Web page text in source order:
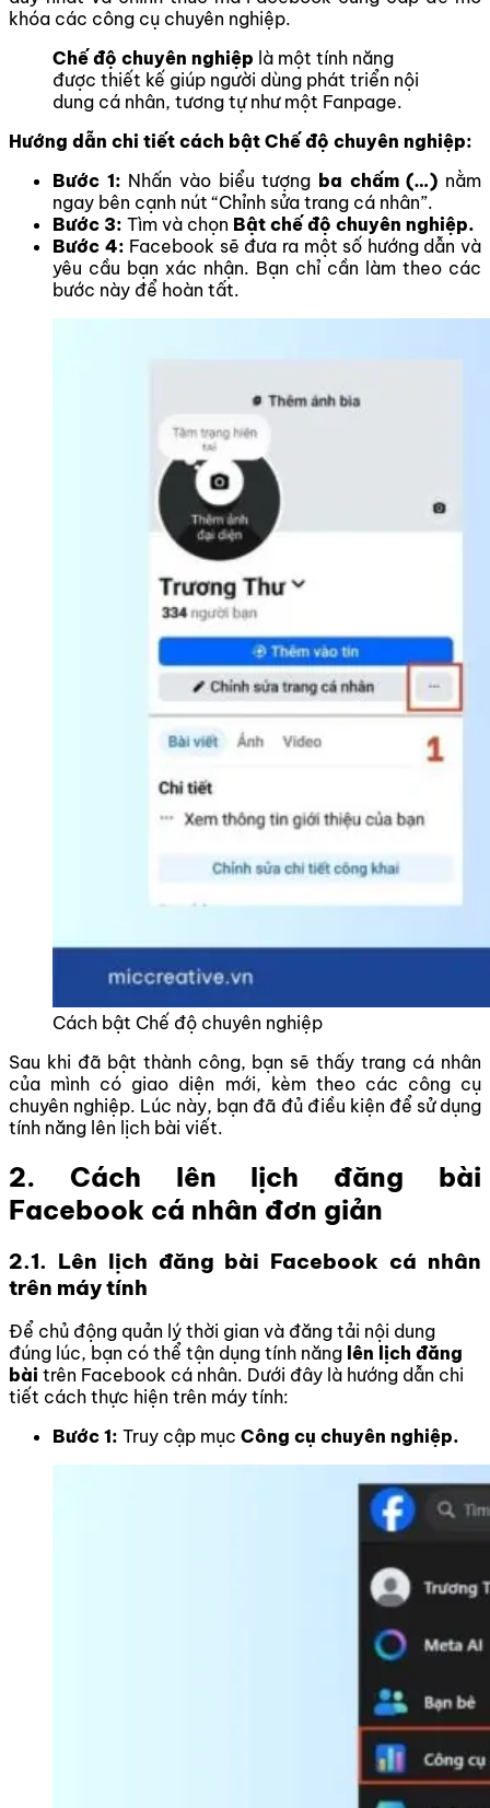
khóa các công cụ chuyên nghiệp.
Chế độ chuyên nghiệp là một tính năng
được thiết kế giúp người dùng phát triển nội
dung cá nhân, tương tự như một Fanpage.
Hướng dẫn chi tiết cách bật Chế độ chuyên nghiệp:
Bước 1: Nhấn vào biểu tượng ba chấm (…) nằm
ngay bên cạnh nút “Chỉnh sửa trang cá nhân”.
Bước 3: Tìm và chọn Bật chế độ chuyên nghiệp.
Bước 4: Facebook sẽ đưa ra một số hướng dẫn và
yêu cầu bạn xác nhận. Bạn chỉ cần làm theo các
bước này để hoàn tất.
Cách bật Chế độ chuyên nghiệp
Sau khi đã bật thành công, bạn sẽ thấy trang cá nhân
của mình có giao diện mới, kèm theo các công cụ
chuyên nghiệp. Lúc này, bạn đã đủ điều kiện để sử dụng
tính năng lên lịch bài viết.
2. Cách lên lịch đăng bài
Facebook cá nhân đơn giản
2.1. Lên lịch đăng bài Facebook cá nhân
trên máy tính
Để chủ động quản lý thời gian và đăng tải nội dung
đúng lúc, bạn có thể tận dụng tính năng lên lịch đăng
bài trên Facebook cá nhân. Dưới đây là hướng dẫn chi
tiết cách thực hiện trên máy tính:
Bước 1: Truy cập mục Công cụ chuyên nghiệp.